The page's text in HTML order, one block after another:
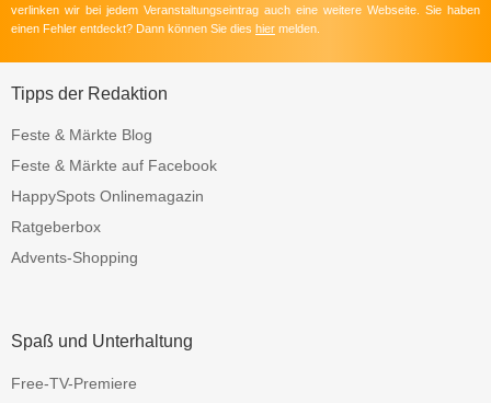
verlinken wir bei jedem Veranstaltungseintrag auch eine weitere Webseite. Sie haben
einen Fehler entdeckt? Dann können Sie dies hier melden.
Tipps der Redaktion
Feste & Märkte Blog
Feste & Märkte auf Facebook
HappySpots Onlinemagazin
Ratgeberbox
Advents-Shopping
Spaß und Unterhaltung
Free-TV-Premiere